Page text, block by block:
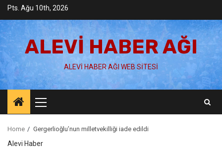
Skip
content
Pts. Ağu 10th, 2026
ALEVI HABER AĞI
ALEVI HABER AĞI WEB SITESI
Menu
Home Gergerlioğlu’nun milletvekilliği iade edildi
Alevi Haber